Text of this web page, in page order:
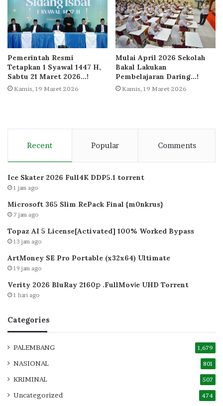
Pemerintah Resmi
Tetapkan 1 Syawal 1447 H,
Sabtu 21 Maret 2026…!
Kamis, 19 Maret 2026
Mulai April 2026 Sekolah
Bakal Lakukan
Pembelajaran Daring…!
Kamis, 19 Maret 2026
Recent Popular Comments
Ice Skater 2026 Full4K DDP5.1 torrent
1 jam ago
Microsoft 365 Slim RePack Final {m0nkrus}
7 jam ago
Topaz AI 5 License[Activated] 100% Worked Bypass
13 jam ago
ArtMoney SE Pro Portable (x32x64) Ultimate
19 jam ago
Verity 2026 BluRay 2160𝚙 .FullMov𝗂e UHD Torrent
1 hari ago
Categories
PALEMBANG 1,679
NASIONAL 801
KRIMINAL 507
Uncategorized 474